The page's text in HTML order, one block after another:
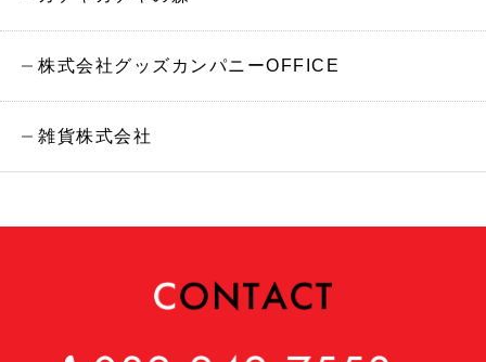
株式会社グッズカンパニーOFFICE
雑貨株式会社